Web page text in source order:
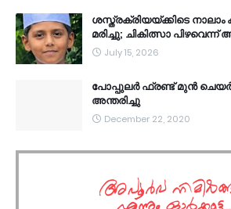
ശസ്ത്രക്രിയയ്ക്കിടെ
മരിച്ചു; ചികിത്സാ
July 15, 2026
പോപ്പുലർ ഫ്രണ്ട്​ മുൻ
അന്തരിച്ചു
December 22, 2020